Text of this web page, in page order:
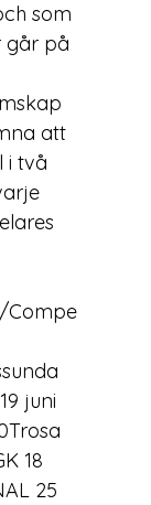
som
går på
att
i två
Compe
juni
18
25